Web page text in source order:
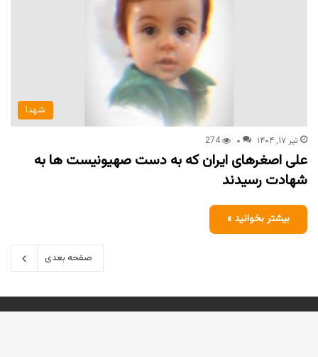
شهدا
تیر ۱۷, ۱۴۰۴ ۰ 274
علی اصغرهای ایران که به دست صهیونیست ها به
شهادت رسیدند
بیشتر بخوانید »
صفحه بعدی